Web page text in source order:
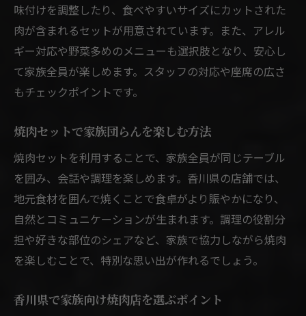
味付けを調整したり、食べやすいサイズにカットされた
肉が含まれるセットが用意されています。また、アレル
ギー対応や野菜多めのメニューも選択肢となり、安心し
て家族全員が楽しめます。スタッフの対応や座席の広さ
もチェックポイントです。
焼肉セットで家族団らんを楽しむ方法
焼肉セットを利用することで、家族全員が同じテーブル
を囲み、会話や調理を楽しめます。香川県の店舗では、
地元食材を囲んで焼くことで食卓がより賑やかになり、
自然とコミュニケーションが生まれます。調理の役割分
担や好きな部位のシェアなど、家族で協力しながら焼肉
を楽しむことで、特別な思い出が作れるでしょう。
香川県で家族向け焼肉店を選ぶポイント